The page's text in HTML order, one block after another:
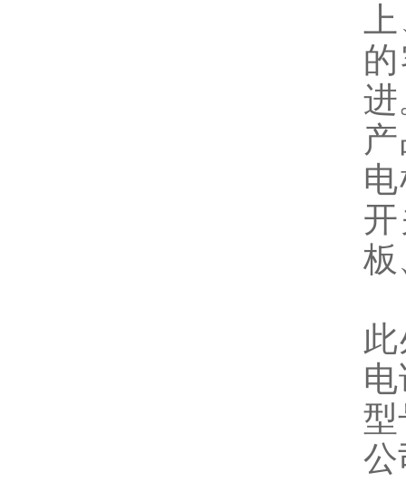
进
板
型
公